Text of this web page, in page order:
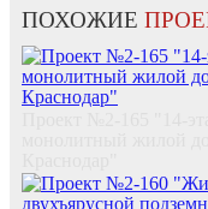
ПОХОЖИЕ